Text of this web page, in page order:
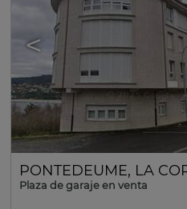
<
PONTEDEUME, LA
Plaza de garaje en venta